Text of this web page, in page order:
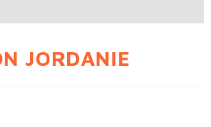
JORDANIE